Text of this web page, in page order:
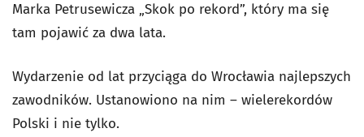
Marka Petrusewicza „Skok po rekord”, który ma się
tam pojawić za dwa lata.
Wydarzenie od lat przyciąga do Wrocławia najlepszych
zawodników. Ustanowiono na nim – wielerekordów
Polski i nie tylko.